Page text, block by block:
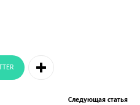
Следующая статья